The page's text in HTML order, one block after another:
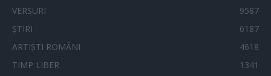
VERSURI
9587
ȘTIRI
6187
ARTIȘTI ROMÂNI
4618
TIMP LIBER
1341